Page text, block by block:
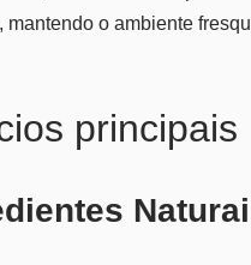
mantendo o ambiente
principais